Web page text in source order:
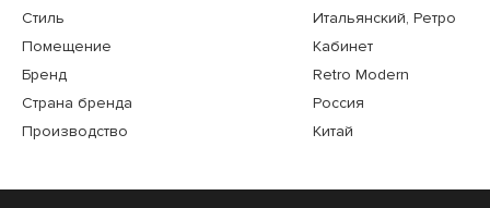
Стиль
Итальянский, Ретро
Помещение
Кабинет
Бренд
Retro Modern
Страна бренда
Россия
Производство
Китай